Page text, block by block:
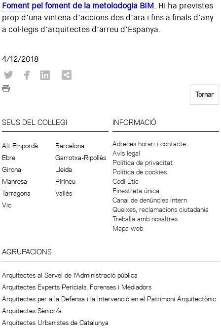
Foment pel foment de la metolodogia BIM. Hi ha previstes
prop d’una vintena d’accions des d’ara i fins a finals d’any
a col·legis d’arquitectes d’arreu d’Espanya.
4/12/2018
Tornar
SEUS DEL COL·LEGI
Alt Empordà
Barcelona
Ebre
Garrotxa-Ripollès
Girona
Lleida
Manresa
Pirineu
Tarragona
Vallès
Vic
INFORMACIÓ
Adreces horari i contacte.
Avís legal
Política de privacitat
Política de cookies
Codi Ètic
Finestreta única
Canal de denúncies intern
Queixes, reclamacions ciutadania
Treballa amb nosaltres
Mapa web
AGRUPACIONS
Arquitectes al Servei de l'Administració pública
Arquitectes Experts Pericials, Forenses i Mediadors
Arquitectes per a la Defensa i la Intervenció en el Patrimoni Arquitectònic
Arquitectes Sènior/a
Arquitectes Urbanistes de Catalunya